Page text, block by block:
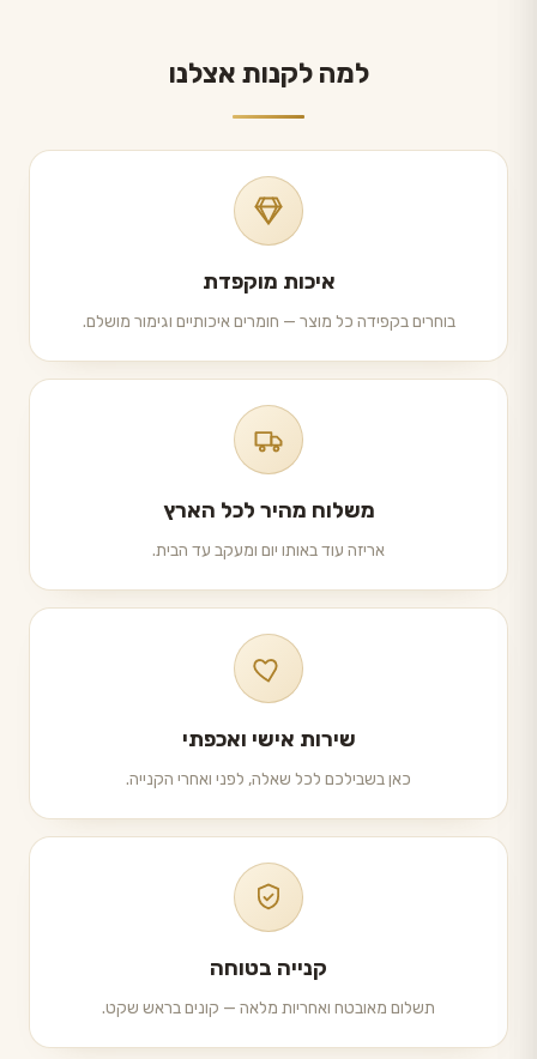
למה לקנות אצלנו
איכות מוקפדת
בוחרים בקפידה כל מוצר — חומרים איכותיים וגימור מושלם.
משלוח מהיר לכל הארץ
אריזה עוד באותו יום ומעקב עד הבית.
שירות אישי ואכפתי
כאן בשבילכם לכל שאלה, לפני ואחרי הקנייה.
קנייה בטוחה
תשלום מאובטח ואחריות מלאה — קונים בראש שקט.